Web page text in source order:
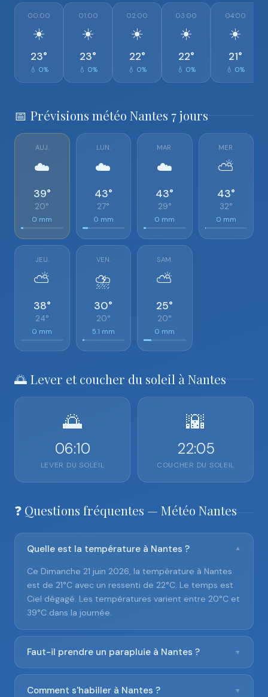
00:00
☀️
23°
💧 0%
01:00
☀️
23°
💧 0%
02:00
☀️
22°
💧 0%
03:00
☀️
22°
💧 0%
04:00
☀️
21°
💧 0%
📅 Prévisions météo Nantes 7 jours
AUJ.
☁️
39°
20°
0 mm
LUN.
☁️
43°
27°
0 mm
MAR.
☁️
43°
29°
0 mm
MER.
⛅
43°
32°
0 mm
JEU.
⛅
38°
24°
0 mm
VEN.
⛈️
30°
20°
5.1 mm
SAM.
⛅
25°
20°
0 mm
🌅 Lever et coucher du soleil à Nantes
🌅
06:10
LEVER DU SOLEIL
🌇
22:05
COUCHER DU SOLEIL
❓ Questions fréquentes — Météo Nantes
Quelle est la température à Nantes ? ▼
Ce Dimanche 21 juin 2026, la température à Nantes
est de 21°C avec un ressenti de 22°C. Le temps est
Ciel dégagé. Les températures varient entre 20°C et
39°C dans la journée.
Faut-il prendre un parapluie à Nantes ? ▼
Comment s'habiller à Nantes ? ▼